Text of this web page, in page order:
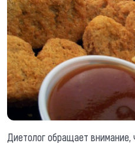
Диетолог обращает внимание,